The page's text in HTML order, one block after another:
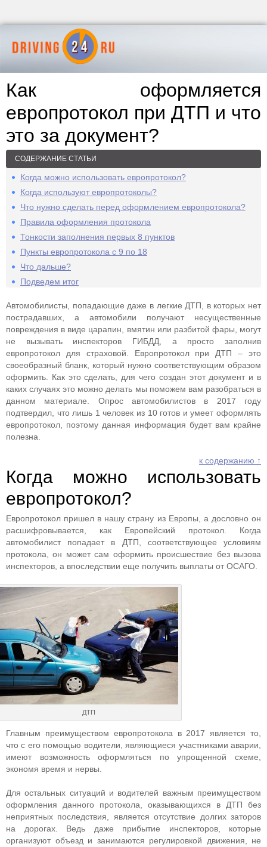
Как оформляется
европротокол при ДТП и что
это за документ?
СОДЕРЖАНИЕ СТАТЬИ
Когда можно использовать европротокол?
Когда используют европротоколы?
Что нужно сделать перед оформлением европротокола?
Правила оформления протокола
Тонкости заполнения первых 8 пунктов
Пункты европротокола с 9 по 18
Что дальше?
Подведем итог
Автомобилисты, попадающие даже в легкие ДТП, в которых нет
пострадавших, а автомобили получают несущественные
повреждения в виде царапин, вмятин или разбитой фары, могут
не вызывать инспекторов ГИБДД, а просто заполнив
европротокол для страховой. Европротокол при ДТП – это
своеобразный бланк, который нужно соответствующим образом
оформить. Как это сделать, для чего создан этот документ и в
каких случаях это можно делать мы поможем вам разобраться в
данном материале. Опрос автомобилистов в 2017 году
подтвердил, что лишь 1 человек из 10 готов и умеет оформлять
европротокол, поэтому данная информация будет вам крайне
полезна.
к содержанию ↑
Когда можно использовать
европротокол?
Европротокол пришел в нашу страну из Европы, а дословно он
расшифровывается, как Европейский протокол. Когда
автомобилист попадает в ДТП, соответствующее условиям
протокола, он может сам оформить происшествие без вызова
инспекторов, а впоследствии еще получить выплаты от ОСАГО.
ДТП
Главным преимуществом европротокола в 2017 является то,
что с его помощью водители, являющиеся участниками аварии,
имеют возможность оформляться по упрощенной схеме,
экономя время и нервы.
Для остальных ситуаций и водителей важным преимуществом
оформления данного протокола, оказывающихся в ДТП без
неприятных последствия, является отсутствие долгих заторов
на дорогах. Ведь даже прибытие инспекторов, которые
организуют объезд и занимаются регулировкой движения, не